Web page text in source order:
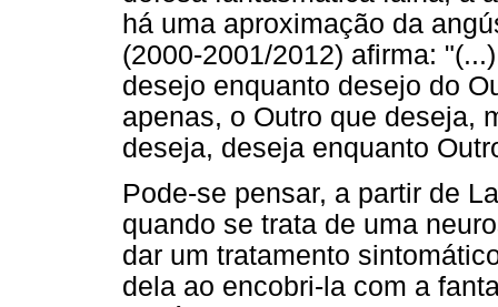
há uma aproximação da
(2000-2001/2012) afirma:
desejo enquanto desejo do
apenas, o Outro que deseja,
deseja, deseja enquanto
Pode-se pensar, a partir de
quando se trata de uma
dar um tratamento
dela ao encobri-la com a